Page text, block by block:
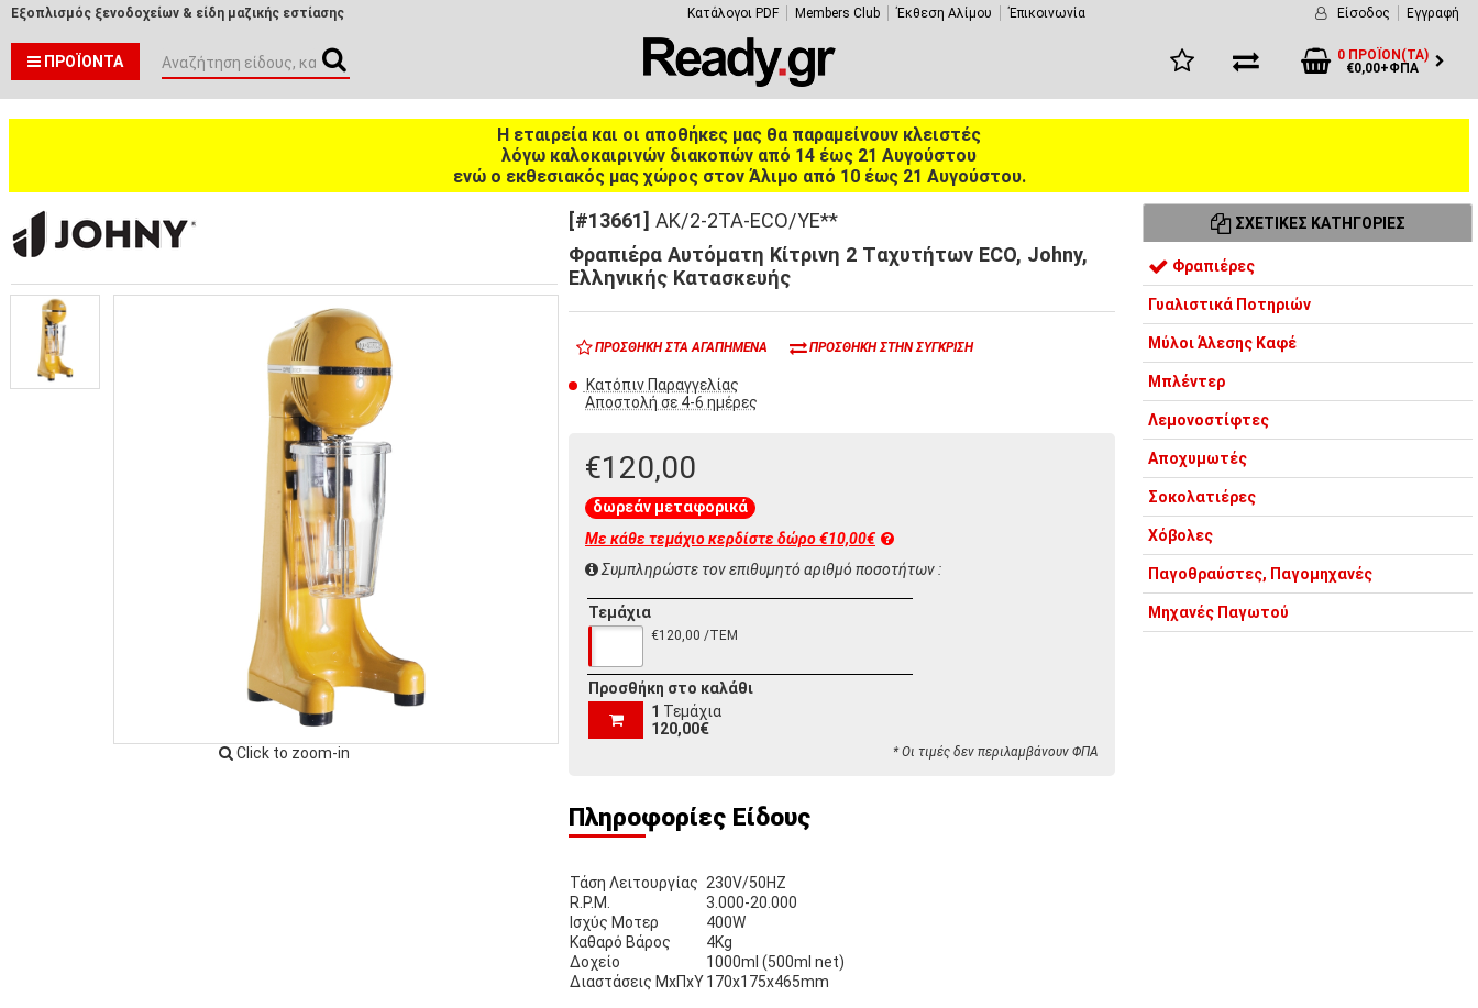
Εξοπλισμός ξενοδοχείων & είδη μαζικής εστίασης Κατάλογοι PDF Members Club Έκθεση Αλίμου Έπικοινωνία Είσοδος Εγγραφή
ΠΡΟΪΌΝΤΑ
0 ΠΡΟΪΌΝ(ΤΑ)
€0,00+ΦΠΑ
Η εταιρεία και οι αποθήκες μας θα παραμείνουν κλειστές
λόγω καλοκαιρινών διακοπών από 14 έως 21 Αυγούστου
ενώ ο εκθεσιακός μας χώρος στον Άλιμο από 10 έως 21 Αυγούστου.
Click to zoom-in
[#13661] AK/2-2TA-ECO/YE**
Φραπιέρα Αυτόματη Κίτρινη 2 Tαχυτήτων ECO, Johny,
Ελληνικής Κατασκευής
ΠΡΟΣΘΉΚΗ ΣΤΑ ΑΓΑΠΗΜΈΝΑ ΠΡΟΣΘΉΚΗ ΣΤΗΝ ΣΎΓΚΡΙΣΗ
Κατόπιν Παραγγελίας
Αποστολή σε 4-6 ημέρες
€120,00
δωρεάν μεταφορικά
Με κάθε τεμάχιο κερδίστε δώρο €10,00€
Συμπληρώστε τον επιθυμητό αριθμό ποσοτήτων :
Τεμάχια
€120,00 /ΤΕΜ
Προσθήκη στο καλάθι
1 Τεμάχια
120,00€
* Οι τιμές δεν περιλαμβάνουν ΦΠΑ
Πληροφορίες Είδους
Τάση Λειτουργίας 230V/50HZ
R.P.M.
3.000-20.000
Ισχύς Μοτερ
400W
Καθαρό Βάρος
4Kg
Δοχείο
1000ml (500ml net)
Διαστάσεις ΜxΠxΥ170x175x465mm
ΣΧΕΤΙΚΈΣ ΚΑΤΗΓΟΡΊΕΣ
Φραπιέρες
Γυαλιστικά Ποτηριών
Μύλοι Άλεσης Καφέ
Μπλέντερ
Λεμονοστίφτες
Αποχυμωτές
Σοκολατιέρες
Χόβολες
Παγοθραύστες, Παγομηχανές
Μηχανές Παγωτού